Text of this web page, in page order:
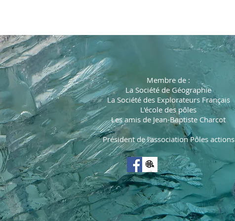
Membre de :
La Société de Géographie
La Société des Explorateurs Français
L'école des pôles
Les amis de Jean-Baptiste Charcot
Président de l'association Pôles actions